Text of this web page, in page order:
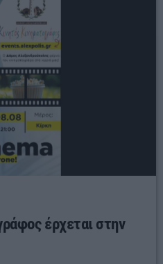
έρχεται στην